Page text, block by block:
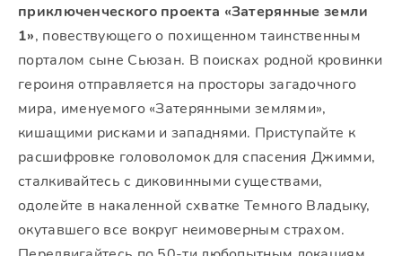
приключенческого проекта «Затерянные земли
1», повествующего о похищенном таинственным
порталом сыне Сьюзан. В поисках родной кровинки
героиня отправляется на просторы загадочного
мира, именуемого «Затерянными землями»,
кишащими рисками и западнями. Приступайте к
расшифровке головоломок для спасения Джимми,
сталкивайтесь с диковинными существами,
одолейте в накаленной схватке Темного Владыку,
окутавшего все вокруг неимоверным страхом.